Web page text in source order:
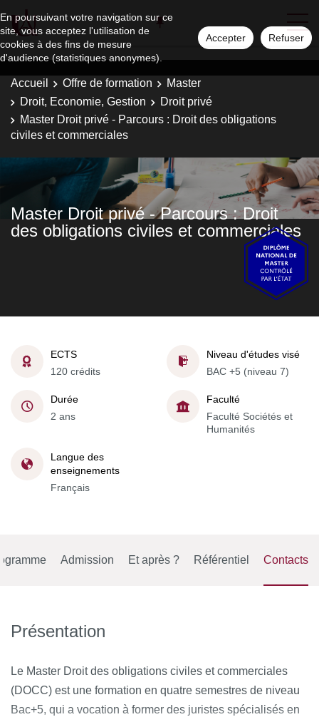
En poursuivant votre navigation sur ce
site, vous acceptez l'utilisation de
cookies à des fins de mesure
d'audience (statistiques anonymes).
Accepter Refuser
Accueil Offre de formation
Master
Droit, Economie, Gestion
Droit privé
Master Droit privé - Parcours : Droit des obligations
civiles et commerciales
Master Droit privé - Parcours : Droit
des obligations civiles et commerciales
ECTS
120 crédits
Niveau d'études visé
BAC +5 (niveau 7)
Durée
2 ans
Faculté
Faculté Sociétés et
Humanités
Langue des
enseignements
Français
Admission Et après ? Référentiel Contacts
Présentation
Le Master Droit des obligations civiles et commerciales
(DOCC) est une formation en quatre semestres de niveau
Bac+5, qui a vocation à former des juristes spécialisés en